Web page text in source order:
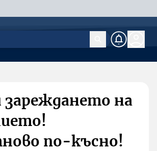
зареждането на
по-късно!